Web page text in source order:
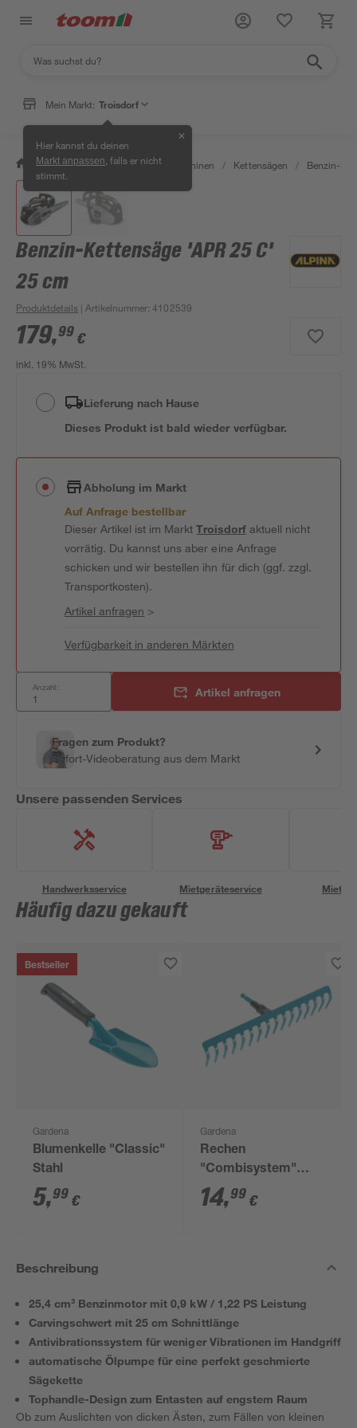
Mein Markt: Troisdorf
Hier kannst du deinen
Markt anpassen , falls er nicht
stimmt.
✕
/ Garten & Freizeit / Gartenmaschinen / Kettensägen / Benzin-
Benzin-Kettensäge 'APR 25 C'
25 cm
Produktdetails | Artikelnummer:4102539
179,99 €
inkl. 19% MwSt.
Lieferung nach Hause
Dieses Produkt ist bald wieder verfügbar.
Abholung im Markt
Auf Anfrage bestellbar
Dieser Artikel ist im MarktTroisdorfaktuell nicht
vorrätig. Du kannst uns aber eine Anfrage
schicken und wir bestellen ihn für dich (ggf. zzgl.
Transportkosten).
Artikel anfragen >
Verfügbarkeit in anderen Märkten
Anzahl: Artikel anfragen
Fragen zum Produkt?
Sofort-Videoberatung aus dem Markt
Unsere passenden Services
Handwerksservice Mietgeräteservice
Häufig dazu gekauft
Bestseller
Gardena
Blumenkelle "Classic"
Stahl
5,99 €
Gardena
Rechen
"Combisystem"
duroplastbeschichtet
41 cm
14,99 €
Beschreibung
25,4 cm³ Benzinmotor mit 0,9 kW / 1,22 PS Leistung
Carvingschwert mit 25 cm Schnittlänge
Antivibrationssystem für weniger Vibrationen im Handgriff
automatische Ölpumpe für eine perfekt geschmierte
Sägekette
Tophandle-Design zum Entasten auf engstem Raum
Ob zum Auslichten von dicken Ästen, zum Fällen von kleinen